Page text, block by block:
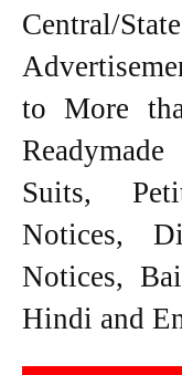
Central/
to More
Suits,
Notices,
Notices,
Hindi and